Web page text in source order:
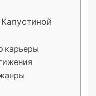
карьеры